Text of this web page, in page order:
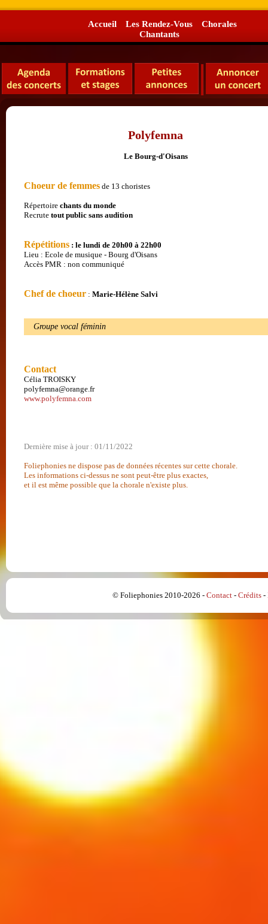
Accueil
Les Rendez-Vous
Chantants
Chorales
Polyfemna
Le Bourg-d'Oisans
Choeur de femmes de 13 choristes
Répertoire chants du monde
Recrute tout public sans audition
Répétitions : le lundi de 20h00 à 22h00
Lieu : Ecole de musique - Bourg d'Oisans
Accès PMR : non communiqué
Chef de choeur : Marie-Hélène Salvi
Groupe vocal féminin
Contact
Célia TROISKY
polyfemna@orange.fr
www.polyfemna.com
Dernière mise à jour : 01/11/2022
Foliephonies ne dispose pas de données récentes sur cette chorale.
Les informations ci-dessus ne sont peut-être plus exactes,
et il est même possible que la chorale n'existe plus.
© Foliephonies 2010-2026 - Contact- Crédits-